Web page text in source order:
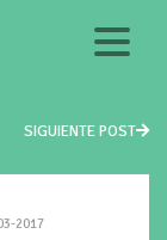
SIGUIENTE POST
2017